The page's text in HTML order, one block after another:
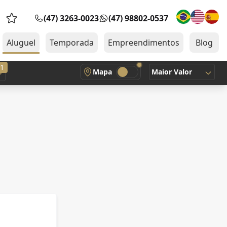
Favoritos (0 itens)
(47) 3263-0023 (47) 98802-0537
Aluguel Temporada Empreendimentos Blog
1 Mapa Maior Valor